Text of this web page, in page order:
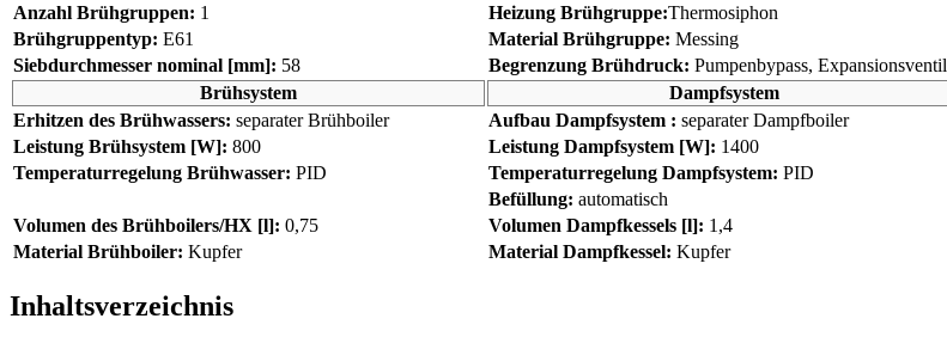
Anzahl Brühgruppen: 1 Heizung Brühgruppe:Thermosiphon
Brühgruppentyp: E61 Material Brühgruppe: Messing
Siebdurchmesser nominal [mm]: 58 Begrenzung Brühdruck: Pumpenbypass, Expansionsventil
Brühsystem
Dampfsystem
Erhitzen des Brühwassers: separater Brühboiler Aufbau Dampfsystem : separater Dampfboiler
Leistung Brühsystem [W]: 800 Leistung Dampfsystem [W]: 1400
Temperaturregelung Brühwasser: PID Temperaturregelung Dampfsystem: PID
Befüllung: automatisch
Volumen des Brühboilers/HX [l]: 0,75 Volumen Dampfkessels [l]: 1,4
Material Brühboiler: Kupfer Material Dampfkessel: Kupfer
Inhaltsverzeichnis